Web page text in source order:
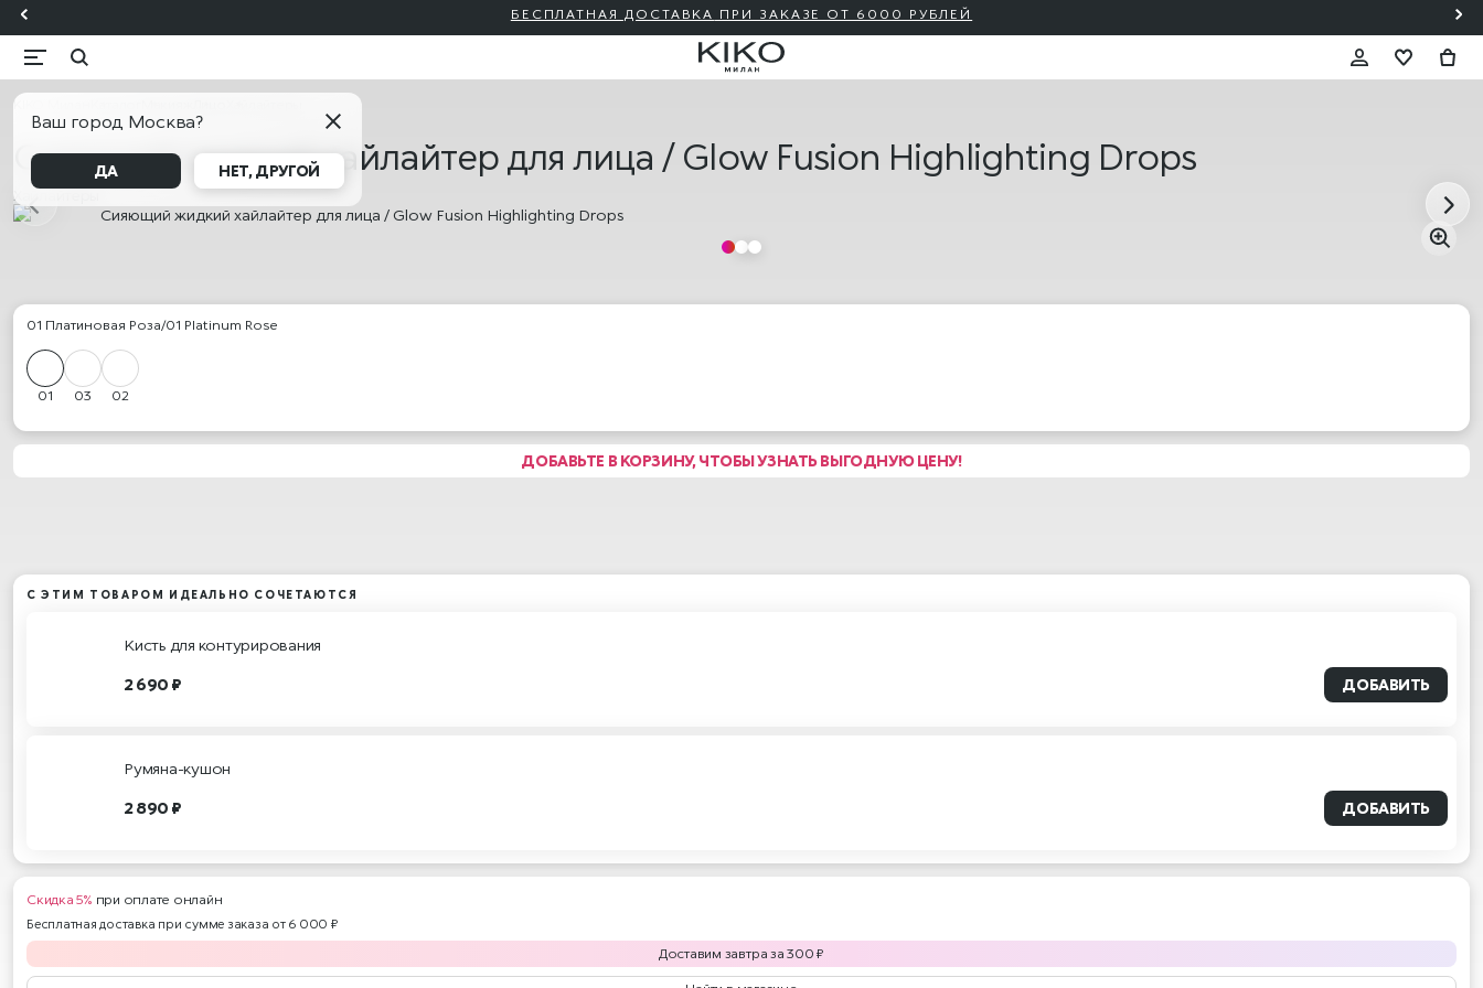
БЕСПЛАТНАЯ ДОСТАВКА ПРИ ЗАКАЗЕ ОТ 6000 РУБЛЕЙ
Ваш город Москва?
ДА НЕТ, ДРУГОЙ
KIKO Милан
Сияющий жидкий хайлайтер для лица / Glow Fusion Highlighting Drops
Хайлайтеры
01 Платиновая Роза/01 Platinum Rose
01 03 02
ДОБАВЬТЕ В КОРЗИНУ, ЧТОБЫ УЗНАТЬ ВЫГОДНУЮ ЦЕНУ!
С ЭТИМ ТОВАРОМ ИДЕАЛЬНО СОЧЕТАЮТСЯ
Кисть для контурирования
2 690 ₽ ДОБАВИТЬ
Румяна-кушон
2 890 ₽ ДОБАВИТЬ
Скидка 5% при оплате онлайн
Бесплатная доставка при сумме заказа от 6 000 ₽
Доставим завтра за300 ₽